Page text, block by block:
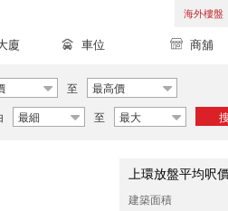
海外樓盤
廈 車位 商舖
至 最高價
最細 至 最大
上環放盤平均呎
建築面積